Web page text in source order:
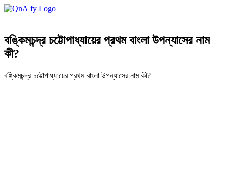
বঙ্কিমচন্দ্র চট্টোপাধ্যায়ের প্রথম বাংলা উপন্যাসের নাম
কী?
বঙ্কিমচন্দ্র চট্টোপাধ্যায়ের প্রথম বাংলা উপন্যাসের নাম কী?